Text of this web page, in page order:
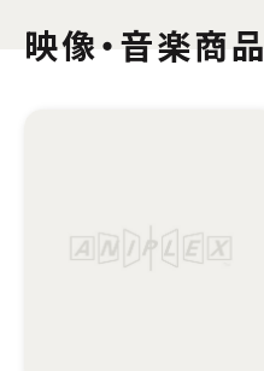
映像・音楽商品